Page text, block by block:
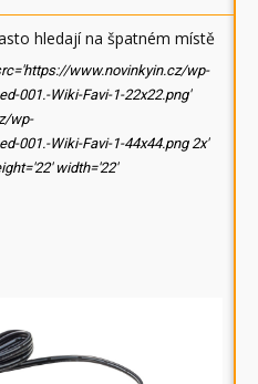
hledají na špatném místě
www.novinkyin.cz/wp-
001.-Wiki-Favi-1-22x22.png'
wp-
001.-Wiki-Favi-1-44x44.png 2x'
width='22'